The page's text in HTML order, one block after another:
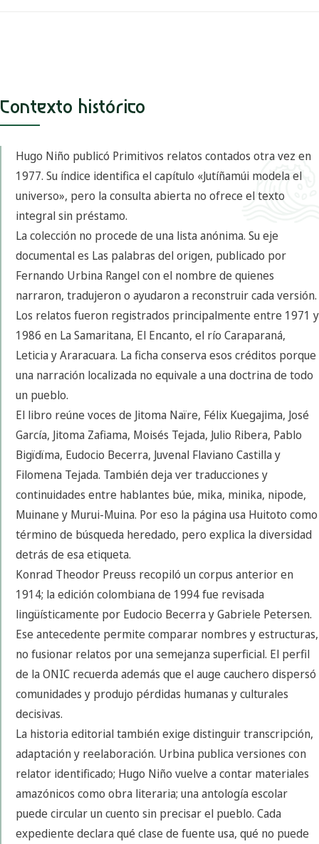
Contexto histórico
Hugo Niño publicó Primitivos relatos contados otra vez en
1977. Su índice identifica el capítulo «Jutíñamúi modela el
universo», pero la consulta abierta no ofrece el texto
integral sin préstamo.
La colección no procede de una lista anónima. Su eje
documental es Las palabras del origen, publicado por
Fernando Urbina Rangel con el nombre de quienes
narraron, tradujeron o ayudaron a reconstruir cada versión.
Los relatos fueron registrados principalmente entre 1971 y
1986 en La Samaritana, El Encanto, el río Caraparaná,
Leticia y Araracuara. La ficha conserva esos créditos porque
una narración localizada no equivale a una doctrina de todo
un pueblo.
El libro reúne voces de Jitoma Naïre, Félix Kuegajima, José
García, Jitoma Zafiama, Moisés Tejada, Julio Ribera, Pablo
Bigïdïma, Eudocio Becerra, Juvenal Flaviano Castilla y
Filomena Tejada. También deja ver traducciones y
continuidades entre hablantes búe, mika, minika, nipode,
Muinane y Murui-Muina. Por eso la página usa Huitoto como
término de búsqueda heredado, pero explica la diversidad
detrás de esa etiqueta.
Konrad Theodor Preuss recopiló un corpus anterior en
1914; la edición colombiana de 1994 fue revisada
lingüísticamente por Eudocio Becerra y Gabriele Petersen.
Ese antecedente permite comparar nombres y estructuras,
no fusionar relatos por una semejanza superficial. El perfil
de la ONIC recuerda además que el auge cauchero dispersó
comunidades y produjo pérdidas humanas y culturales
decisivas.
La historia editorial también exige distinguir transcripción,
adaptación y reelaboración. Urbina publica versiones con
relator identificado; Hugo Niño vuelve a contar materiales
amazónicos como obra literaria; una antología escolar
puede circular un cuento sin precisar el pueblo. Cada
expediente declara qué clase de fuente usa, qué no puede